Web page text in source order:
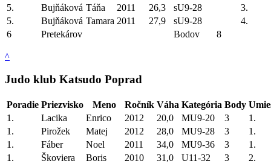
5.
Bujňáková Táňa 2011 26,3 sU9-28
3.
5.
Bujňáková Tamara 2011 27,9 sU9-28
4.
6
Pretekárov Bodov 8
^
Judo klub Katsudo Poprad
Poradie Priezvisko Meno Ročník Váha Kategória Body
1.
Lacika Enrico 2012 20,0 MU9-20 3
1.
1.
Pirožek Matej 2012 28,0 MU9-28 3
1.
1.
Fáber Noel 2011 34,0 MU9-36 3
1.
1.
Škoviera Boris 2010 31,0 U11-32 3
2.